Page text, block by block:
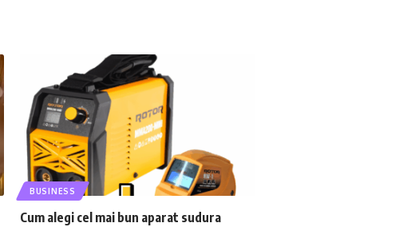
BUSINESS
Cum alegi cel mai bun aparat sudura